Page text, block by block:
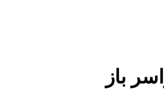
باز